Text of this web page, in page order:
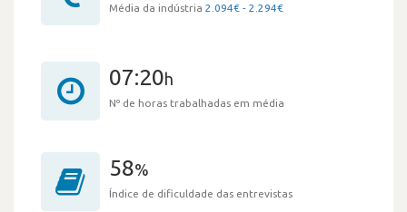
Média da indústria 2.094€ - 2.294€
07:20h
Nº de horas trabalhadas em média
58%
Índice de dificuldade das entrevistas